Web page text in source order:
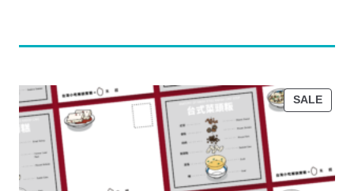
SALE
ON